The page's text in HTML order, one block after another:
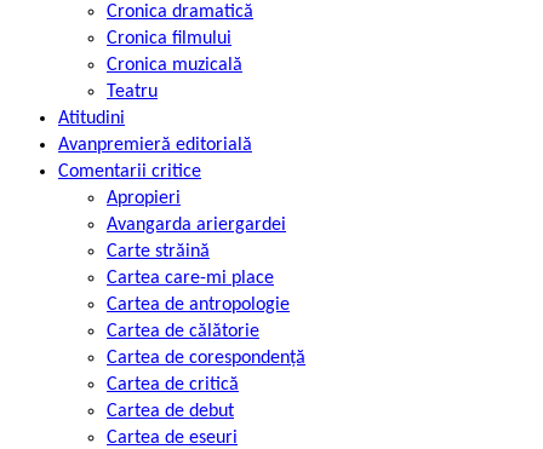
Cronica dramatică
Cronica filmului
Cronica muzicală
Teatru
Atitudini
Avanpremieră editorială
Comentarii critice
Apropieri
Avangarda ariergardei
Carte străină
Cartea care-mi place
Cartea de antropologie
Cartea de călătorie
Cartea de corespondență
Cartea de critică
Cartea de debut
Cartea de eseuri